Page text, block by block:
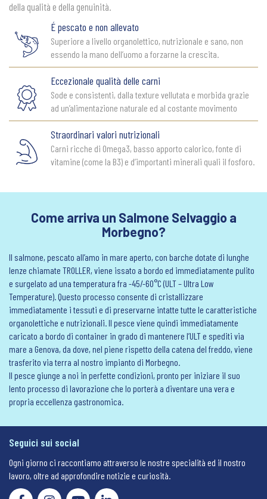
della qualità e della genuinità.
É pescato e non allevato
Superiore a livello organolettico, nutrizionale e sano, non
essendo la mano dell’uomo a forzarne la crescita.
Eccezionale qualità delle carni
Sode e consistenti, dalla texture vellutata e morbida grazie
ad un’alimentazione naturale ed al costante movimento
Straordinari valori nutrizionali
Carni ricche di Omega3, basso apporto calorico, fonte di
vitamine (come la B3) e d’importanti minerali quali il fosforo.
Come arriva un Salmone Selvaggio a
Morbegno?
Il salmone, pescato all’amo in mare aperto, con barche dotate di lunghe
lenze chiamate TROLLER, viene issato a bordo ed immediatamente pulito
e surgelato ad una temperatura fra -45/-60°C (ULT – Ultra Low
Temperature). Questo processo consente di cristallizzare
immediatamente i tessuti e di preservarne intatte tutte le caratteristiche
organolettiche e nutrizionali. Il pesce viene quindi immediatamente
caricato a bordo di container in grado di mantenere l’ULT e spediti via
mare a Genova, da dove, nel piene rispetto della catena del freddo, viene
trasferito via terra al nostro impianto di Morbegno.
Il pesce giunge a noi in perfette condizioni, pronto per iniziare il suo
lento processo di lavorazione che lo porterà a diventare una vera e
propria eccellenza gastronomica.
Seguici sui social
Ogni giorno ci raccontiamo attraverso le nostre specialità ed il nostro
lavoro, oltre ad approfondire notizie e curiosità.